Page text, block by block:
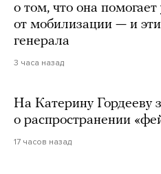
о том, что она помогает
от мобилизации — и
генерала
3 часа назад
На Катерину Гордееву
о распространении
17 часов назад